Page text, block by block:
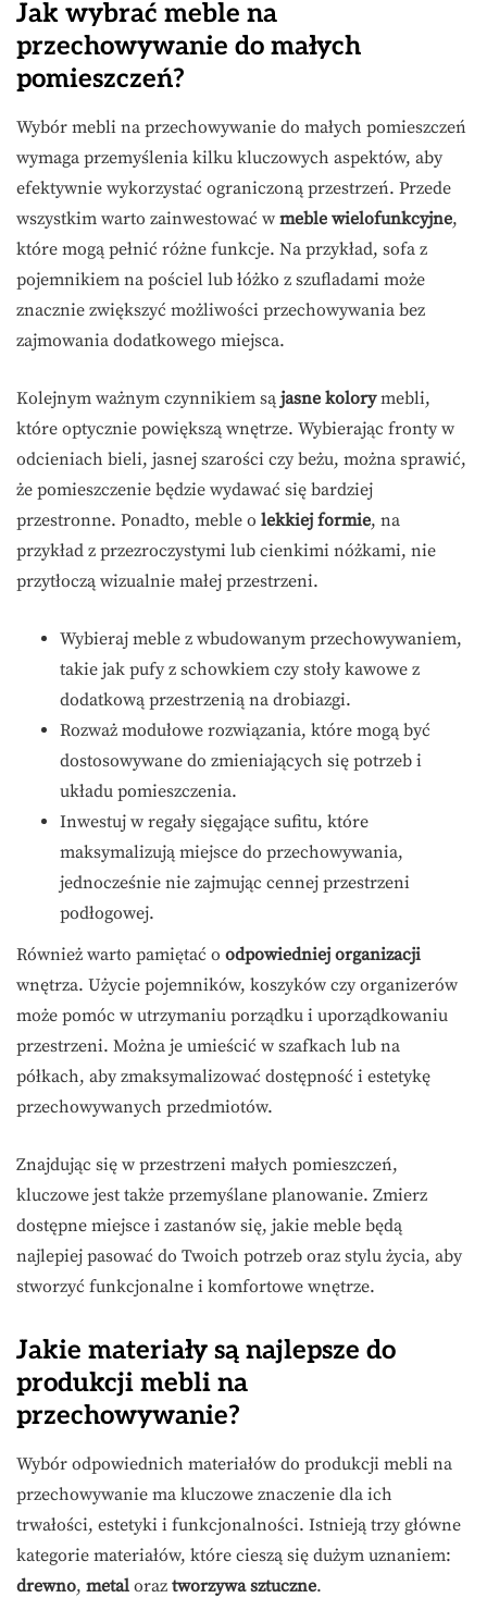
Jak wybrać meble na
przechowywanie do małych
pomieszczeń?
Wybór mebli na przechowywanie do małych pomieszczeń
wymaga przemyślenia kilku kluczowych aspektów, aby
efektywnie wykorzystać ograniczoną przestrzeń. Przede
wszystkim warto zainwestować w meble wielofunkcyjne,
które mogą pełnić różne funkcje. Na przykład, sofa z
pojemnikiem na pościel lub łóżko z szufladami może
znacznie zwiększyć możliwości przechowywania bez
zajmowania dodatkowego miejsca.
Kolejnym ważnym czynnikiem są jasne kolorymebli,
które optycznie powiększą wnętrze. Wybierając fronty w
odcieniach bieli, jasnej szarości czy beżu, można sprawić,
że pomieszczenie będzie wydawać się bardziej
przestronne. Ponadto, meble o lekkiej formie, na
przykład z przezroczystymi lub cienkimi nóżkami, nie
przytłoczą wizualnie małej przestrzeni.
Wybieraj meble z wbudowanym przechowywaniem,
takie jak pufy z schowkiem czy stoły kawowe z
dodatkową przestrzenią na drobiazgi.
Rozważ modułowe rozwiązania, które mogą być
dostosowywane do zmieniających się potrzeb i
układu pomieszczenia.
Inwestuj w regały sięgające sufitu, które
maksymalizują miejsce do przechowywania,
jednocześnie nie zajmując cennej przestrzeni
podłogowej.
Również warto pamiętać o odpowiedniej organizacji
wnętrza. Użycie pojemników, koszyków czy organizerów
może pomóc w utrzymaniu porządku i uporządkowaniu
przestrzeni. Można je umieścić w szafkach lub na
półkach, aby zmaksymalizować dostępność i estetykę
przechowywanych przedmiotów.
Znajdując się w przestrzeni małych pomieszczeń,
kluczowe jest także przemyślane planowanie. Zmierz
dostępne miejsce i zastanów się, jakie meble będą
najlepiej pasować do Twoich potrzeb oraz stylu życia, aby
stworzyć funkcjonalne i komfortowe wnętrze.
Jakie materiały są najlepsze do
produkcji mebli na
przechowywanie?
Wybór odpowiednich materiałów do produkcji mebli na
przechowywanie ma kluczowe znaczenie dla ich
trwałości, estetyki i funkcjonalności. Istnieją trzy główne
kategorie materiałów, które cieszą się dużym uznaniem:
drewno, metal oraz tworzywa sztuczne.